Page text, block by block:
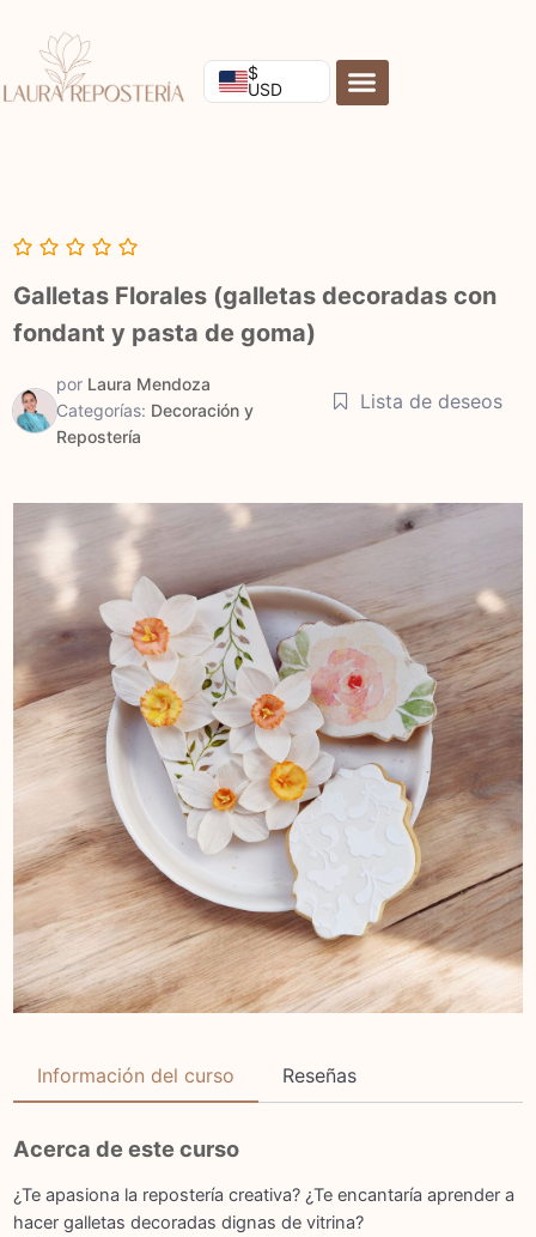
contenido
$
USD
Galletas Florales (galletas decoradas con
fondant y pasta de goma)
por Laura Mendoza
Categorías: Decoración y
Repostería
Lista de deseos
Información del curso Reseñas
Acerca de este curso
¿Te apasiona la repostería creativa? ¿Te encantaría aprender a
hacer galletas decoradas dignas de vitrina?